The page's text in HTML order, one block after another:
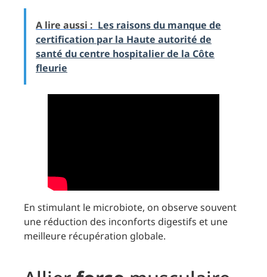
A lire aussi : Les raisons du manque de
certification par la Haute autorité de
santé du centre hospitalier de la Côte
fleurie
En stimulant le microbiote, on observe souvent
une réduction des inconforts digestifs et une
meilleure récupération globale.